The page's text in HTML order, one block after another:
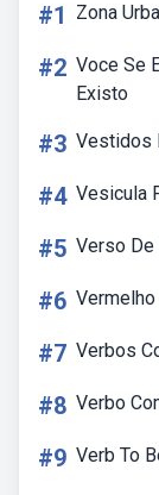
#1 Zona
#2 Voce Se
Existo
#3 Vestidos
#4 Vesicula
#5 Verso De
#6 Vermelho
#7 Verbos
#8 Verbo
#9 Verb To